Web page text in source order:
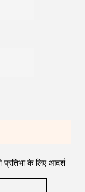
प्रतिभा के लिए आदर्श